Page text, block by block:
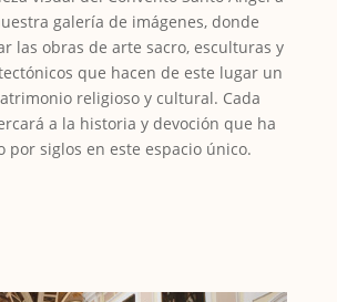
galería de imágenes, donde
las obras de arte sacro, esculturas y
que hacen de este lugar un
religioso y cultural. Cada
a la historia y devoción que ha
por siglos en este espacio único.